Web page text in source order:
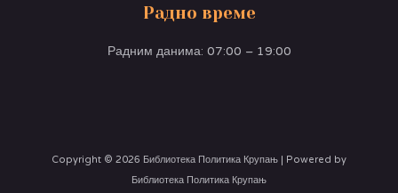
Радно време
Радним данима: 07:00 – 19:00
Copyright © 2026 Библиотека Политика Крупањ | Powered by
Библиотека Политика Крупањ